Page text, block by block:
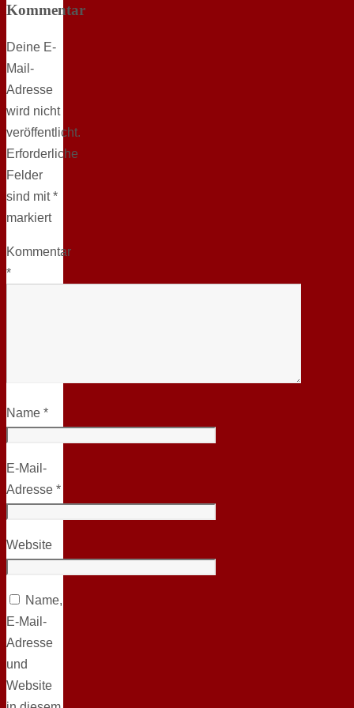
Kommentar
Deine E-
Mail-
Adresse
wird nicht
veröffentlicht.
Erforderliche
Felder
sind mit*
markiert
Kommentar
*
Name *
E-Mail-
Adresse *
Website
Name,
E-Mail-
Adresse
und
Website